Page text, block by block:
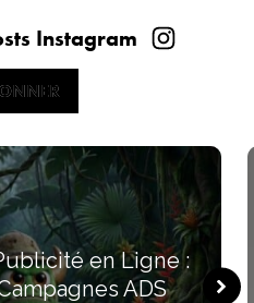
Instagram
en Ligne :
ADS